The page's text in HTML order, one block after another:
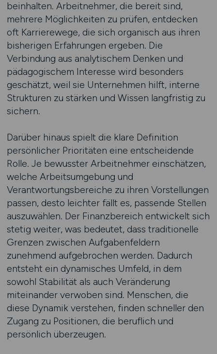
beinhalten. Arbeitnehmer, die bereit sind,
mehrere Möglichkeiten zu prüfen, entdecken
oft Karrierewege, die sich organisch aus ihren
bisherigen Erfahrungen ergeben. Die
Verbindung aus analytischem Denken und
pädagogischem Interesse wird besonders
geschätzt, weil sie Unternehmen hilft, interne
Strukturen zu stärken und Wissen langfristig zu
sichern.
Darüber hinaus spielt die klare Definition
persönlicher Prioritäten eine entscheidende
Rolle. Je bewusster Arbeitnehmer einschätzen,
welche Arbeitsumgebung und
Verantwortungsbereiche zu ihren Vorstellungen
passen, desto leichter fällt es, passende Stellen
auszuwählen. Der Finanzbereich entwickelt sich
stetig weiter, was bedeutet, dass traditionelle
Grenzen zwischen Aufgabenfeldern
zunehmend aufgebrochen werden. Dadurch
entsteht ein dynamisches Umfeld, in dem
sowohl Stabilität als auch Veränderung
miteinander verwoben sind. Menschen, die
diese Dynamik verstehen, finden schneller den
Zugang zu Positionen, die beruflich und
persönlich überzeugen.